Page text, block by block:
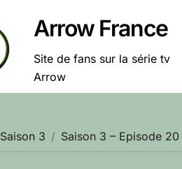
Arrow France
Site de fans sur la série tv
Arrow
Saison 3 Saison 3 – Episode